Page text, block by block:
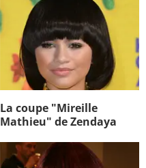
La coupe "Mireille
Mathieu" de Zendaya